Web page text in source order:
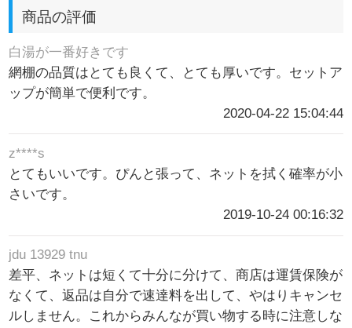
商品の評価
白湯が一番好きです
網棚の品質はとても良くて、とても厚いです。セットア
ップが簡単で便利です。
2020-04-22 15:04:44
z****s
とてもいいです。ぴんと張って、ネットを拭く確率が小
さいです。
2019-10-24 00:16:32
jdu 13929 tnu
差平、ネットは短くて十分に分けて、商店は運賃保険が
なくて、返品は自分で速達料を出して、やはりキャンセ
ルしません。これからみんなが買い物する時に注意しな